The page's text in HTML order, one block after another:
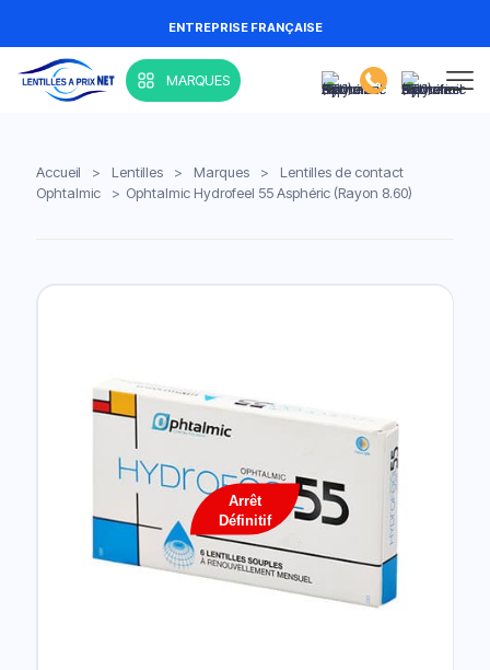
ENTREPRISE FRANÇAISE
MARQUES
Accueil > Lentilles > Marques >
Lentilles de contact
Ophtalmic
> Ophtalmic Hydrofeel 55 Asphéric (Rayon 8.60)
Arrêt
Définitif